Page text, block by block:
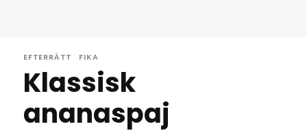
EFTERRÄTT FIKA
Klassisk
ananaspaj